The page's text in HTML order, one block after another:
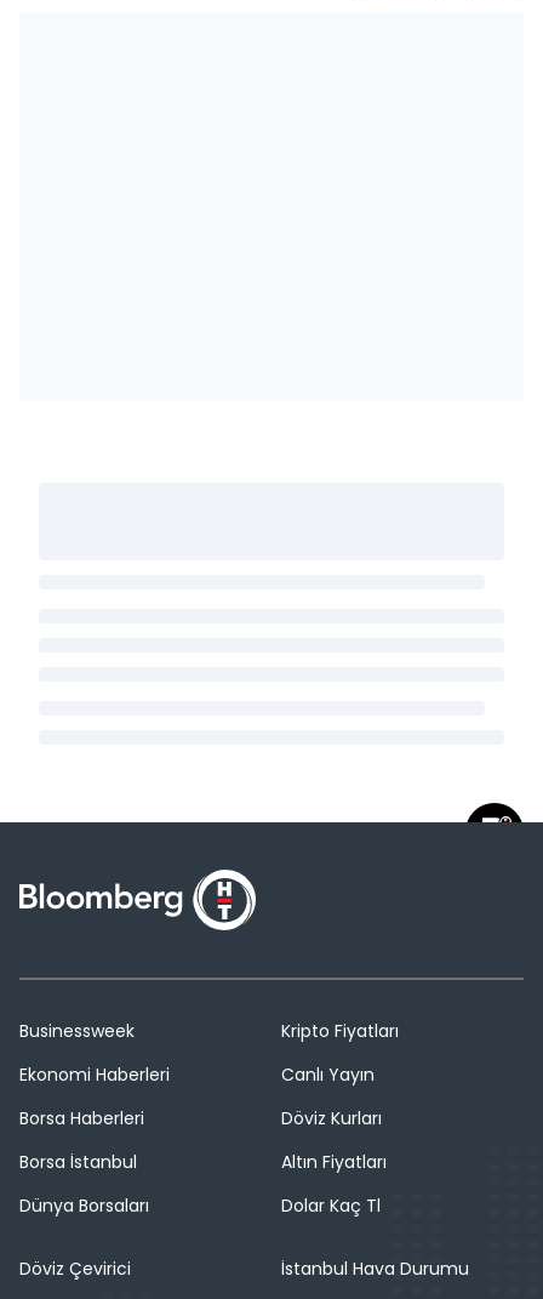
Businessweek
Ekonomi Haberleri
Borsa Haberleri
Borsa İstanbul
Dünya Borsaları
Kripto Fiyatları
Canlı Yayın
Döviz Kurları
Altın Fiyatları
Dolar Kaç Tl
Döviz Çevirici
İstanbul Hava Durumu